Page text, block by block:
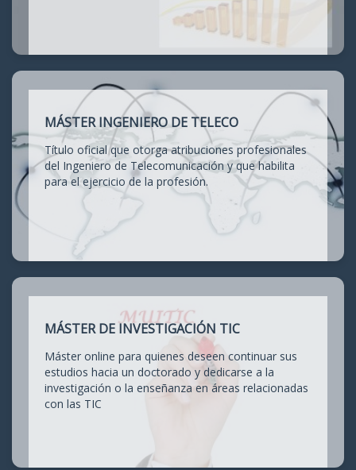
MÁSTER INGENIERO DE TELECO
Título oficial que otorga atribuciones profesionales
del Ingeniero de Telecomunicación y que habilita
para el ejercicio de la profesión.
MÁSTER DE INVESTIGACIÓN TIC
Máster online para quienes deseen continuar sus
estudios hacia un doctorado y dedicarse a la
investigación o la enseñanza en áreas relacionadas
con las TIC